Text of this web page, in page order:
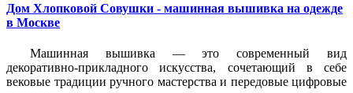
Дом Хлопковой Совушки - машинная вышивка на одежде
в Москве
Машинная вышивка — это современный вид
декоративно-прикладного искусства, сочетающий в себе
вековые традиции ручного мастерства и передовые цифровые